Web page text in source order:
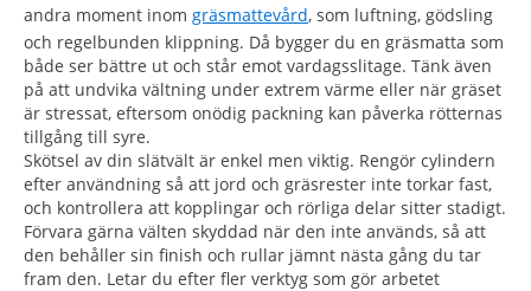
andra moment inom gräsmattevård, som luftning, gödsling
och regelbunden klippning. Då bygger du en gräsmatta som
både ser bättre ut och står emot vardagsslitage. Tänk även
på att undvika vältning under extrem värme eller när gräset
är stressat, eftersom onödig packning kan påverka rötternas
tillgång till syre.
Skötsel av din slätvält är enkel men viktig. Rengör cylindern
efter användning så att jord och gräsrester inte torkar fast,
och kontrollera att kopplingar och rörliga delar sitter stadigt.
Förvara gärna välten skyddad när den inte används, så att
den behåller sin finish och rullar jämnt nästa gång du tar
fram den. Letar du efter fler verktyg som gör arbetet